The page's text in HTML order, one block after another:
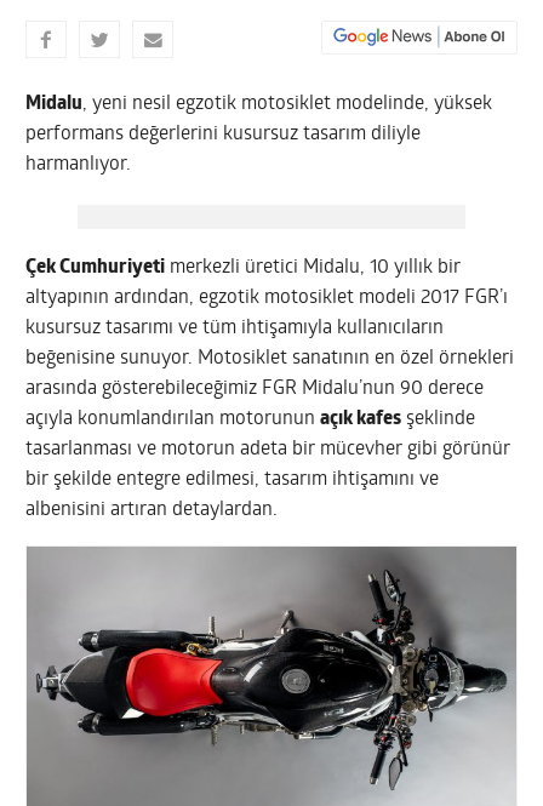
Midalu, yeni nesil egzotik motosiklet modelinde, yüksek
performans değerlerini kusursuz tasarım diliyle
harmanlıyor.
Çek Cumhuriyeti merkezli üretici Midalu, 10 yıllık bir
altyapının ardından, egzotik motosiklet modeli 2017 FGR’ı
kusursuz tasarımı ve tüm ihtişamıyla kullanıcıların
beğenisine sunuyor. Motosiklet sanatının en özel örnekleri
arasında gösterebileceğimiz FGR Midalu’nun 90 derece
açıyla konumlandırılan motorununaçık kafes şeklinde
tasarlanması ve motorun adeta bir mücevher gibi görünür
bir şekilde entegre edilmesi, tasarım ihtişamını ve
albenisini artıran detaylardan.